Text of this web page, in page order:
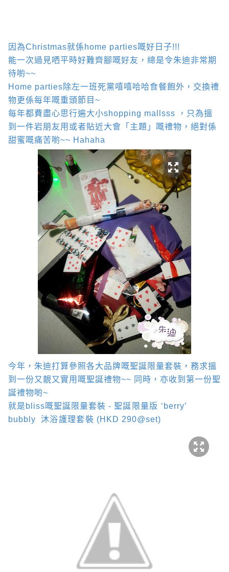
因為Christmas就係 home parties嘅好日子!!!
能一次過見哂平時好難齊腳嘅好友，總是令朱迪非常期
待喲~~
Home parties除左一班死黨嘻嘻哈哈食餐飽外，交換禮
物更係每年嘅重頭節目 ~
每年都費盡心思行遍大小shopping mallsss
，只為搵
到一件岩朋友用或者貼近大會「主題」嘅禮物，絕對係
甜蜜嘅痛苦喲~~ Hahaha
今年，朱迪打算參照各大品牌嘅聖誕限量套裝，務求搵
到一份又靚又實用嘅聖誕禮物~~ 同時，亦收到第一份聖
誕禮物喲~
就是 bliss嘅聖誕限量套裝 - 聖誕限量版 ‘berry’
bubbly
沐浴護理套裝 (HKD 290@set)